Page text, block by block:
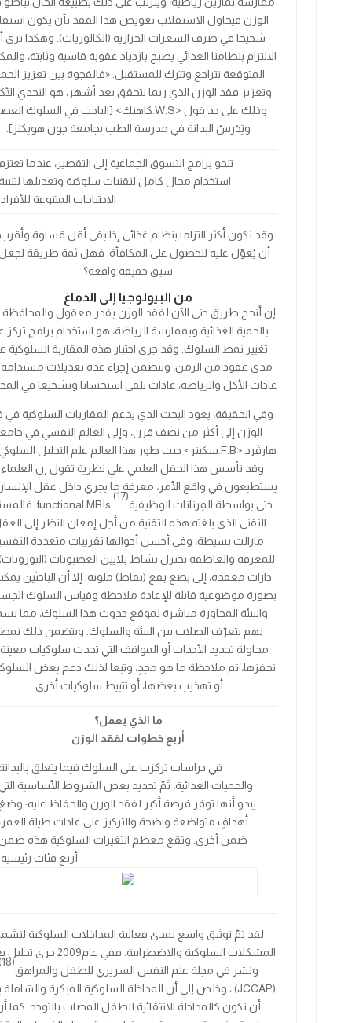
الوزن فيحاول الاستقلاب تعويض هذا الفقد بأن يكون
شحيحا في صرف السعرات الحرارية (الكالوريات). وهكذا نرى
الالتزام بنظامنا الغذائي يصبح بازدياد عقوبة قاسية وثابتة،
المتوقعة تتراجع وتترك للمستقبل. «فالفجوة بين تعزيز
وتعزيز فقد الوزن الذي ربما يتحقق بعد أشهر، هو التحدي
وذلك على حد قول <
W. S كاهنك> [الباحث في السلوك
ويَدْرسُ البدانة في مدرسة الطب بجامعة جون هوپكنز].
تنحو برامج التسوق الجماعية إلى التقصير، عندما
استخدام مجال كامل لتقنيات سلوكية وتعديلها
الاحتياجات المتنوعة
وقد نكون أكثر التزاما بنظام غذائي إذا بقي أقل قساوة
أن يُعوّل عليه للحصول على المكافأة. فهل ثمة طريقة
سبق حقيقة واقعة؟
من البيولوجيا إلى الدماغ
إن أنجح طريق حتى الآن لفقد الوزن بقدر معقول والمحافظة
بالحمية الغذائية وبممارسة الرياضة، هو استخدام برامج تركز
تغيير نمط السلوك. وقد جرى اختبار هذه المقاربة السلوكية
مدى عقود من الزمن، وتتضمن إجراء عدة تعديلات
عادات الأكل والرياضة، عادات تلقى استحسانا وتشجيعا في
وفي الحقيقة، يعود البحث الذي يدعم المقاربات السلوكية
الوزن إلى أكثر من نصف قرن، وإلى العالم النفسي في
هارڤرد <
F.B
. سكينر > حيث طور هذا العالم علم التحليل
وقد تأسس هذا الحقل العلمي على نظرية تقول إن العلماء
يستطيعون في واقع الأمر، معرفة ما يجري داخل عقل
حتى بواسطة المِرنانات الوظيفية
(17)
functional MRIs
.
التقني الذي بلغته هذه التقنية من أجل إمعان النظر إلى
مازالت بسيطة، وفي أحسن أحوالها تقريبات متعددة
للمعرفة والعاطفة تختزل نشاط بلايين العصبونات
دارات معقدة، إلى بضع بقع (نقاط) ملونة. إلا أن الباحثين
بصورة موضوعية قابلة للإعادة ملاحظة وقياس السلوك
والبيئة المجاورة مباشرة لموقع حدوث هذا السلوك، مما
لهم بتعرّف الصلات بين البيئة والسلوك. ويتضمن ذلك
محاولة تحديد الأحداث أو المواقف التي تحدث سلوكيات
تحفزها، ثم ملاحظة ما هو مجدٍ، وتبعا لذلك دعم بعض
أو تهذيب بعضها، أو تثبيط سلوكيات أخرى.
ما الذي يعمل؟
أربع خطوات لفقد الوزن
في دراسات تركزت على السلوك فيما يتعلق
والحميات الغذائية، تَمّ تحديد بعض الشروط الأساسية
يبدو أنها توفر فرصة أكبر لفقد الوزن والحفاظ عليه:
أهدافٍ متواضعة واضحة والتركيز على عادات طيلة
ضمن أخرى. وتقع معظم التغيرات السلوكية هذه
أربع فئات رئيسية
لقد تَمّ توثيق واسع لمدى فعالية المداخلات السلوكية
المشكلات السلوكية والاضطرابية. ففي عام2009جرى تحليل
ونشر في مجلة علم النفس السريري للطفل والمراهق
(18)
(JCCAP)
، وخلص إلى أن المداخلة السلوكية المبكرة
أن تكون كالمداخلة الانتقائية للطفل المصاب بالتوحد. كما